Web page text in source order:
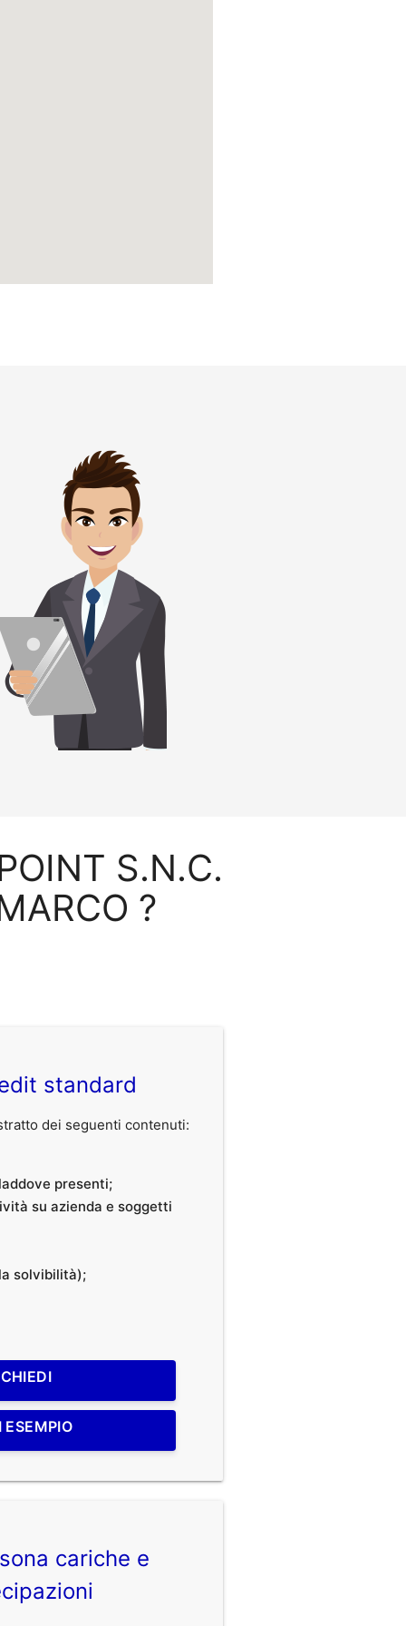
S.N.C.
?
standard
dei seguenti contenuti:
presenti;
su azienda e soggetti
solvibilità);
ESEMPIO
cariche e